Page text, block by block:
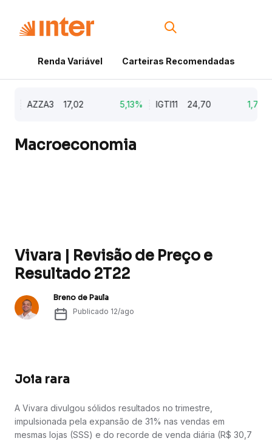
Renda Variável Carteiras Recomendadas
AZZA3 17,02 5,13% IGTI11 24,70 1,77%
Macroeconomia
Vivara | Revisão de Preço e
Resultado 2T22
Breno de Paula
Publicado 12/ago
Joia rara
A Vivara divulgou sólidos resultados no trimestre,
impulsionada pela expansão de 31% nas vendas em
mesmas lojas (SSS) e do recorde de venda diária (R$ 30,7